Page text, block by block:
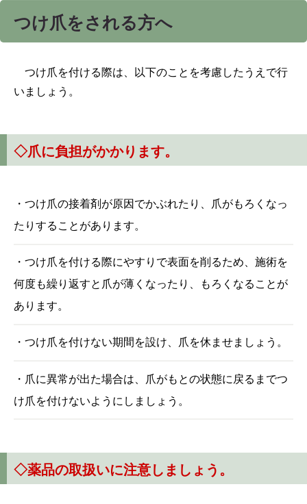
つけ爪をされる方へ
つけ爪を付ける際は、以下のことを考慮したうえで行
いましょう。
◇爪に負担がかかります。
・つけ爪の接着剤が原因でかぶれたり、爪がもろくなっ
たりすることがあります。
・つけ爪を付ける際にやすりで表面を削るため、施術を
何度も繰り返すと爪が薄くなったり、もろくなることが
あります。
・つけ爪を付けない期間を設け、爪を休ませましょう。
・爪に異常が出た場合は、爪がもとの状態に戻るまでつ
け爪を付けないようにしましょう。
◇薬品の取扱いに注意しましょう。